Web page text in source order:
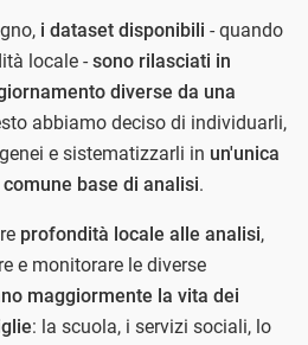
i dataset disponibili - quando
locale - sono rilasciati in
diverse da una
abbiamo deciso di individuarli,
e sistematizzarli in un'unica
base di analisi.
profondità locale alle analisi,
e monitorare le diverse
maggiormente la vita dei
: la scuola, i servizi sociali, lo